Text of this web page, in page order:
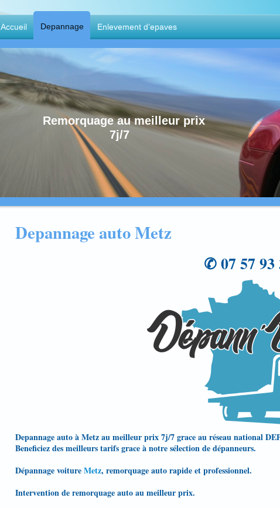
Accueil Depannage Enlevement d’epaves
Remorquage au meilleur prix
7j/7
Depannage auto Metz
✆07 57 93
Depannage auto à Metz au meilleur prix 7j/7 grace au réseau national
Beneficiez des meilleurs tarifs grace à notre sélection de dépanneurs.
Dépannage voitureMetz, remorquage auto rapide et professionnel.
Intervention de remorquage auto au meilleur prix.